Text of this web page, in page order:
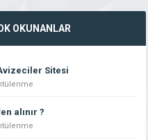
OKUNANLAR
Sitesi
alınır ?